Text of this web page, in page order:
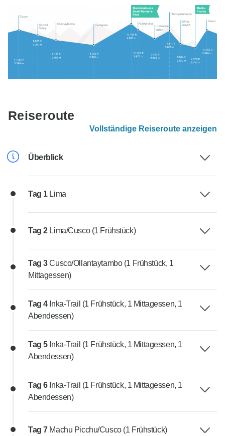
Reiseroute
Vollständige Reiseroute anzeigen
Überblick
Tag 1 Lima
Tag 2 Lima/Cusco (1 Frühstück)
Tag 3Cusco/Ollantaytambo (1 Frühstück, 1
Mittagessen)
Tag 4 Inka-Trail (1 Frühstück, 1 Mittagessen, 1
Abendessen)
Tag 5 Inka-Trail (1 Frühstück, 1 Mittagessen, 1
Abendessen)
Tag 6 Inka-Trail (1 Frühstück, 1 Mittagessen, 1
Abendessen)
Tag 7 Machu Picchu/Cusco (1 Frühstück)